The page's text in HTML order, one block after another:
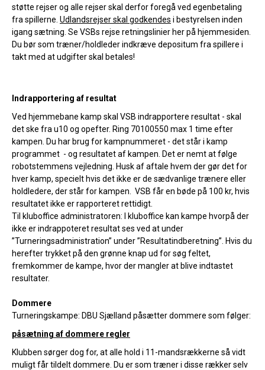
støtte rejser og alle rejser skal derfor foregå ved egenbetaling
fra spillerne. Udlandsrejser skal godkendes i bestyrelsen inden
igang sætning. Se VSBs rejse retningslinier her på hjemmesiden.
Du bør som træner/holdleder indkræve depositum fra spillere i
takt med at udgifter skal betales!
Indrapportering af resultat
Ved hjemmebane kamp skal VSB indrapportere resultat - skal
det ske fra u10 og opefter. Ring 70100550 max 1 time efter
kampen. Du har brug for kampnummeret - det står i kamp
programmet - og resultatet af kampen. Det er nemt at følge
robotstemmens vejledning. Husk af aftale hvem der gør det for
hver kamp, specielt hvis det ikke er de sædvanlige trænere eller
holdledere, der står for kampen. VSB får en bøde på 100 kr, hvis
resultatet ikke er rapporteret rettidigt.
Til kluboffice administratoren: I kluboffice kan kampe hvorpå der
ikke er indrappoteret resultat ses ved at under
”Turneringsadministration” under ”Resultatindberetning”. Hvis du
herefter trykket på den grønne knap ud for søg feltet,
fremkommer de kampe, hvor der mangler at blive indtastet
resultater.
Dommere
Turneringskampe: DBU Sjælland påsætter dommere som følger:
påsætning af dommere regler
Klubben sørger dog for, at alle hold i 11-mandsrækkerne så vidt
muligt får tildelt dommere. Du er som træner i disse rækker selv